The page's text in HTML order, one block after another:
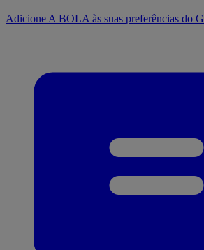
Adicione A BOLA às suas preferências do